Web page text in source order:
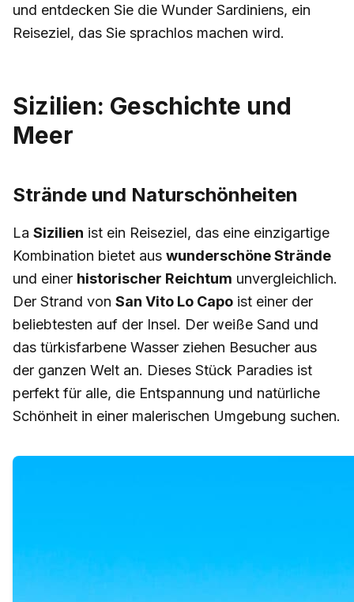
und entdecken Sie die Wunder Sardiniens, ein
Reiseziel, das Sie sprachlos machen wird.
Sizilien: Geschichte und
Meer
Strände und Naturschönheiten
La Sizilien ist ein Reiseziel, das eine einzigartige
Kombination bietet aus wunderschöne Strände
und einer historischer Reichtum unvergleichlich.
Der Strand von San Vito Lo Capo ist einer der
beliebtesten auf der Insel. Der weiße Sand und
das türkisfarbene Wasser ziehen Besucher aus
der ganzen Welt an. Dieses Stück Paradies ist
perfekt für alle, die Entspannung und natürliche
Schönheit in einer malerischen Umgebung suchen.